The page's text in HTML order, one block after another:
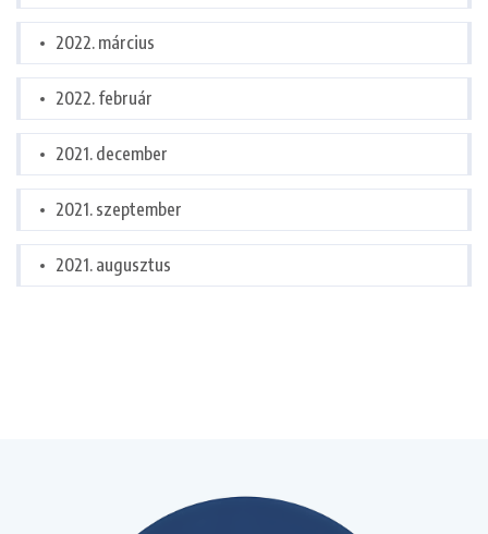
2022. március
2022. február
2021. december
2021. szeptember
2021. augusztus